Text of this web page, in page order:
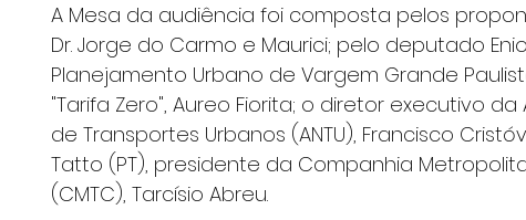
A Mesa da audiência foi composta pelos
Dr. Jorge do Carmo e Maurici; pelo deputado
Planejamento Urbano de Vargem Grande
"Tarifa Zero", Aureo Fiorita; o diretor executivo
de Transportes Urbanos (ANTU), Francisco
Tatto (PT), presidente da Companhia
(CMTC), Tarcísio Abreu.